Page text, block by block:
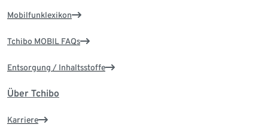
Mobilfunklexikon
Tchibo MOBIL FAQs
Entsorgung / Inhaltsstoffe
Über Tchibo
Karriere